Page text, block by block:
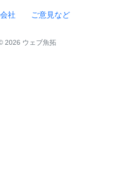
社 ご意見など
2026 ウェブ魚拓